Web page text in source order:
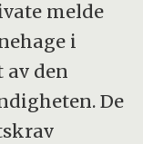
melde
i
den
De